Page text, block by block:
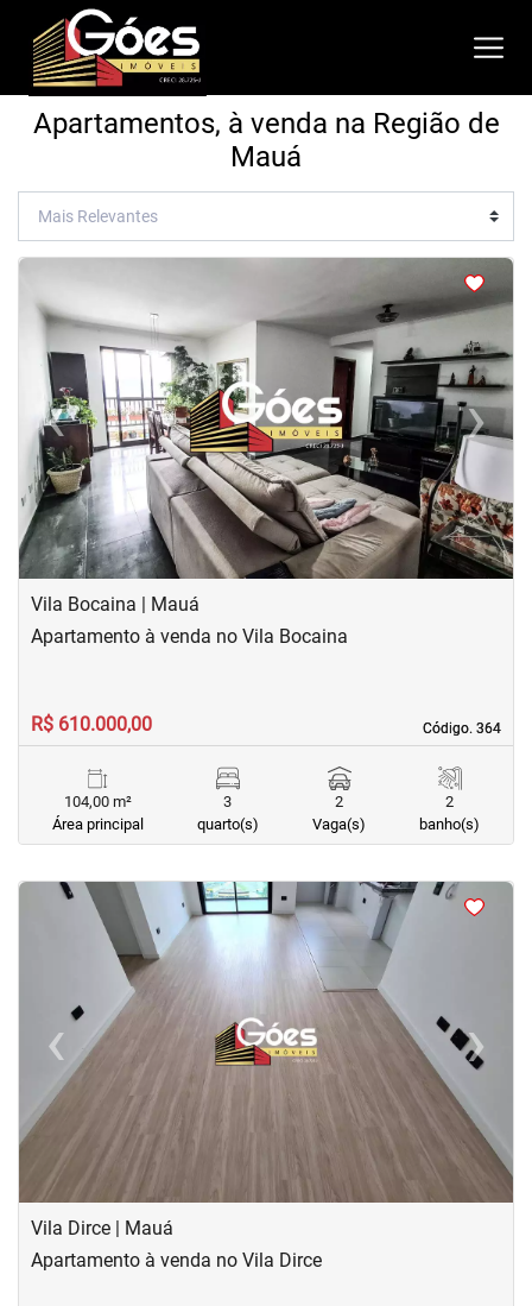
Apartamentos, à venda na Região de
Mauá
‹Previous ›Next
Vila Bocaina | Mauá
Código. 364
Código. 364
Apartamento à venda no Vila Bocaina
R$ 610.000,00
104,00 m²
Área principal
3
quarto(s)
2
Vaga(s)
2
banho(s)
< <
‹Previous ›Next
Vila Dirce | Mauá
Apartamento à venda no Vila Dirce